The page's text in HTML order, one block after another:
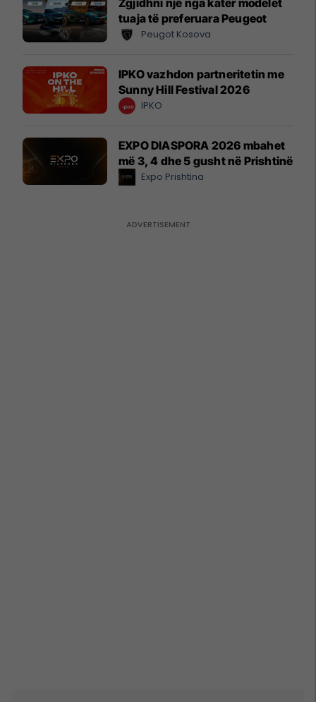
tuaja të preferuara Peugeot
Peugot Kosova
IPKO vazhdon partneritetin me
Sunny Hill Festival 2026
IPKO
EXPO DIASPORA 2026 mbahet
më 3, 4 dhe 5 gusht në Prishtinë
Expo Prishtina